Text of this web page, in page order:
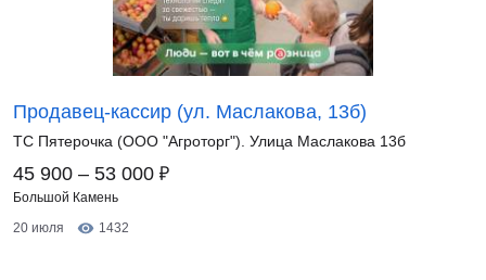
Продавец-кассир (ул. Маслакова, 13б)
ТС Пятерочка (ООО "Агроторг"). Улица Маслакова 13б
45 900 – 53 000 ₽
Большой Камень
20 июля
1432